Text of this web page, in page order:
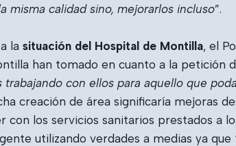
misma calidad sino, mejorarlos incluso”.
la situación del Hospital de Montilla, el
han tomado en cuanto a la petición
trabajando con ellos para aquello que
creación de área significaría mejoras
los servicios sanitarios prestados a
utilizando verdades a medias ya que